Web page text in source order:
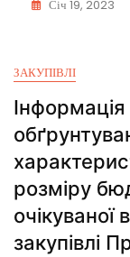
Січ 19, 2023
ЗАКУПІВЛІ
розміру
очікуваної
закупівлі